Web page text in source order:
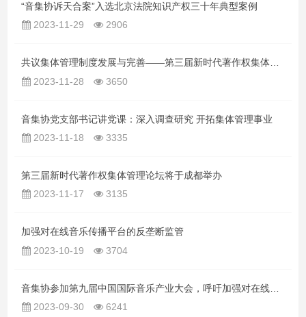
“音集协诉天合案”入选北京法院知识产权三十年典型案例
2023-11-29
2906
共议集体管理制度发展与完善——第三届新时代著作权集体管理论坛在蓉成功举办
2023-11-28
3650
音集协党支部书记讲党课：深入调查研究 开拓集体管理事业
2023-11-18
3335
第三届新时代著作权集体管理论坛将于成都举办
2023-11-17
3135
加强对在线音乐传播平台的反垄断监管
2023-10-19
3704
2023-09-30
6241